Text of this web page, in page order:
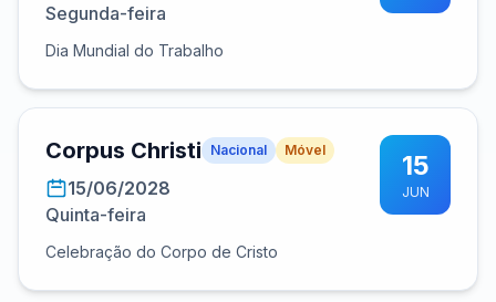
Segunda-feira
Dia Mundial do Trabalho
Corpus Christi Nacional Móvel
15/06/2028
Quinta-feira
Celebração do Corpo de Cristo
15
JUN